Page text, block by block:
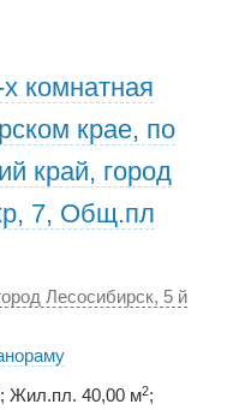
комнатная
крае, по
край, город
7, Общ.пл
Лесосибирск, 5 й
; Жил.пл. 40,00 м2;